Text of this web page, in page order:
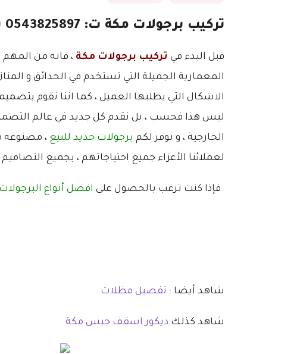
تركيب برجولات مكة ت: 0543825897 برجولات خشب مودرن مكه
قبل البدء في تركيب برجولات مكة ، فانه من المهم
المعمارية الجميلة التي تستخدم في الحدائق و
الاشكال التي يطلبها العميل ، كما اننا نقوم
ليس هذا فحسب ، بل نقدم كل جديد في عالم التصميم
الخارجية ، و نوفر لكم برجولات حديد للبيع ، مصنوعه
لعملائنا الأعزاء جميع احتياجاتهم ، بجميع التصاميم
فإذا كنت ترغب بالحصول على افضل أنواع البرجولات
شاهد أيضا : تفصيل مظلات
شاهد كذلك:ديكور اسقف جبس مكة